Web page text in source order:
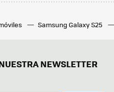
Samsung Galaxy S25
NEWSLETTER